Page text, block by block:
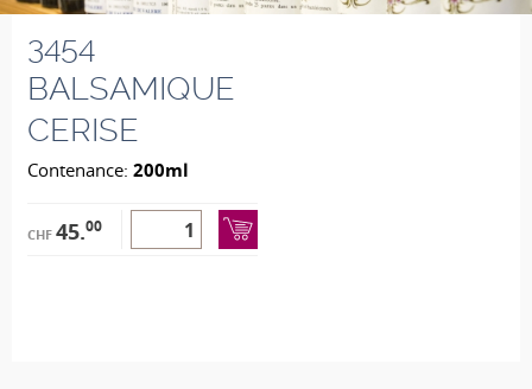
3454
BALSAMIQUE
CERISE
Contenance: 200ml
CHF 45.00